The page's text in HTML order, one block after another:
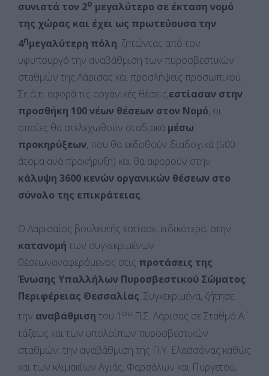
συνιστά τον 2ο μεγαλύτερο σε έκταση νομό
της χώρας και έχει ως πρωτεύουσα την
4ημεγαλύτερη πόλη, ζητώντας από τον
υφυπουργό την αναβάθμιση των πυροσβεστικών
σταθμών της Λάρισας και προσλήψεις προσωπικού.
Σε ό,τι αφορά τις οργανικές θέσεις,εστίασαν στην
προσθήκη 100 νέων θέσεων στον Νομό, οι
οποίες θα στελεχωθούν σταδιακά μέσω
προκηρύξεων, που θα εκδοθούν διαδοχικά (500
άτομα ανά προκήρυξη) και θα αφορούν στην
κάλυψη 3600 κενών οργανικών θέσεων στο
σύνολο της επικράτειας.
Ο Λαρισαίος βουλευτής εστίασε, ειδικότερα, στην
κατανομή των συγκεκριμένων
θέσεωναναφερόμενος στις προτάσεις της
Ένωσης Υπαλλήλων Πυροσβεστικού Σώματος
Περιφέρειας Θεσσαλίας. Συγκεκριμένα, ζήτησε
την αναβάθμιση του 1 ου Π.Σ. Λάρισας σε Σταθμό Α΄
τάξεως και των υπολοίπων πυροσβεστικών
σταθμών, την αναβάθμιση της Π.Υ. Ελασσόνας καθώς
και των κλιμακίων Αγιάς, Φαρσάλων και Πυργετού,